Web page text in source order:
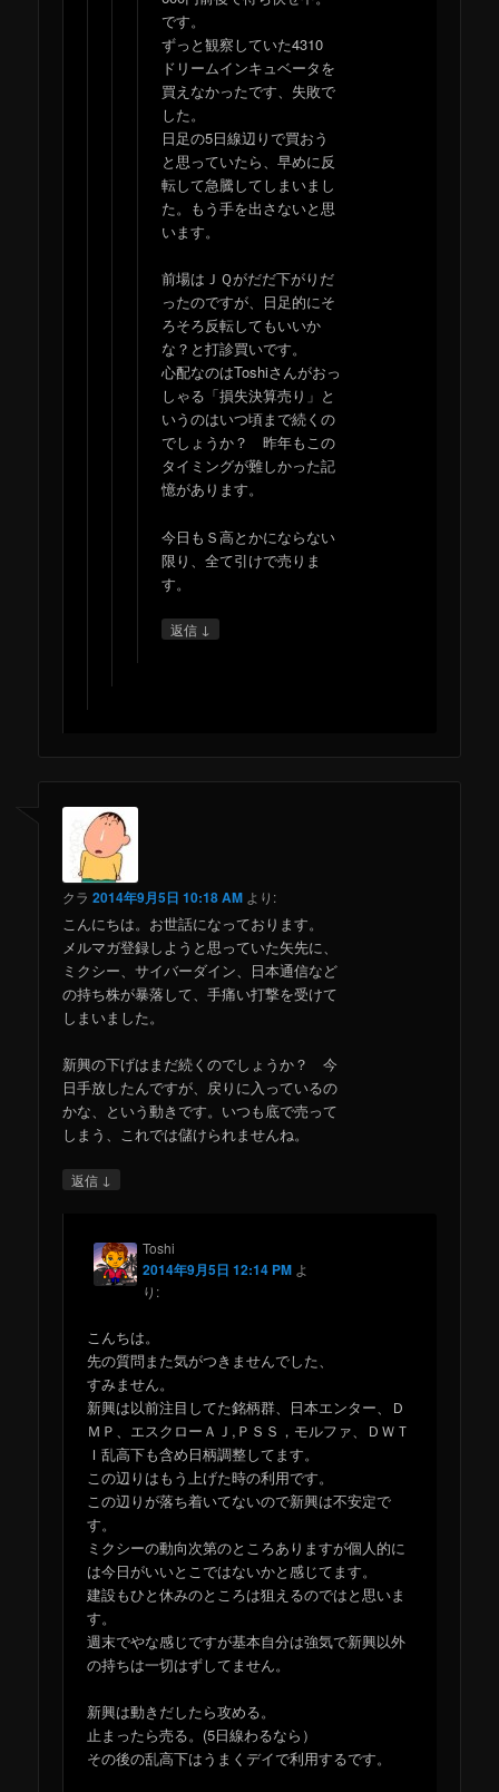
です。
ずっと観察していた4310
ドリームインキュベータを
買えなかったです、失敗で
した。
日足の5日線辺りで買おう
と思っていたら、早めに反
転して急騰してしまいまし
た。もう手を出さないと思
います。
前場はＪＱがだだ下がりだ
ったのですが、日足的にそ
ろそろ反転してもいいか
な？と打診買いです。
心配なのはToshiさんがおっ
しゃる「損失決算売り」と
いうのはいつ頃まで続くの
でしょうか？ 昨年もこの
タイミングが難しかった記
憶があります。
今日もＳ高とかにならない
限り、全て引けで売りま
す。
返信 ↓
クラ 2014年9月5日 10:18 AM より:
こんにちは。お世話になっております。
メルマガ登録しようと思っていた矢先に、
ミクシー、サイバーダイン、日本通信など
の持ち株が暴落して、手痛い打撃を受けて
しまいました。
新興の下げはまだ続くのでしょうか？ 今
日手放したんですが、戻りに入っているの
かな、という動きです。いつも底で売って
しまう、これでは儲けられませんね。
返信 ↓
Toshi
2014年9月5日 12:14 PM よ
り:
こんちは。
先の質問また気がつきませんでした、
すみません。
新興は以前注目してた銘柄群、日本エンター、Ｄ
ＭＰ、エスクローＡＪ,ＰＳＳ，モルファ、ＤＷＴ
Ｉ乱高下も含め日柄調整してます。
この辺りはもう上げた時の利用です。
この辺りが落ち着いてないので新興は不安定で
す。
ミクシーの動向次第のところありますが個人的に
は今日がいいとこではないかと感じてます。
建設もひと休みのところは狙えるのではと思いま
す。
週末でやな感じですが基本自分は強気で新興以外
の持ちは一切はずしてません。
新興は動きだしたら攻める。
止まったら売る。(5日線わるなら）
その後の乱高下はうまくデイで利用するです。